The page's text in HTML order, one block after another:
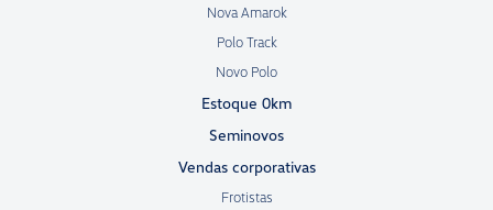
Nova Amarok
Polo Track
Novo Polo
Estoque 0km
Seminovos
Vendas corporativas
Frotistas